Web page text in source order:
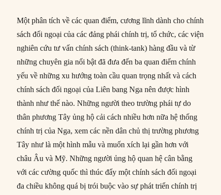
Một phân tích về các quan điểm, cương lĩnh dành cho chính
sách đối ngoại của các đảng phái chính trị, tổ chức, các viện
nghiên cứu tư vấn chính sách (think-tank) hàng đầu và từ
những chuyên gia nổi bật đã đưa đến ba quan điểm chính
yếu về những xu hướng toàn cầu quan trọng nhất và cách
chính sách đối ngoại của Liên bang Nga nên được hình
thành như thế nào. Những người theo trường phái tự do
thân phương Tây ủng hộ cải cách nhiều hơn nữa hệ thống
chính trị của Nga, xem các nền dân chủ thị trường phương
Tây như là một hình mẫu và muốn xích lại gần hơn với
châu Âu và Mỹ. Những người ủng hộ quan hệ cân bằng
với các cường quốc thì thúc đẩy một chính sách đối ngoại
đa chiều không quá bị trói buộc vào sự phát triển chính trị